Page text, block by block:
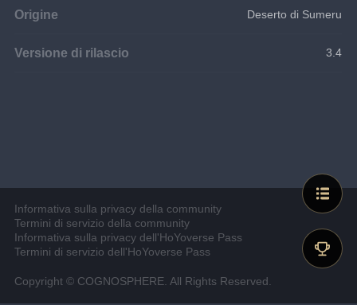
Origine Deserto di Sumeru
Versione di rilascio 3.4
Informativa sulla privacy della community
Termini di servizio della community
Informativa sulla privacy dell'HoYoverse Pass
Termini di servizio dell'HoYoverse Pass
Copyright © COGNOSPHERE. All Rights Reserved.